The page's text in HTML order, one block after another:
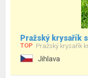
Pražský krysařík
TOP Pražský krysařík
Jihlava